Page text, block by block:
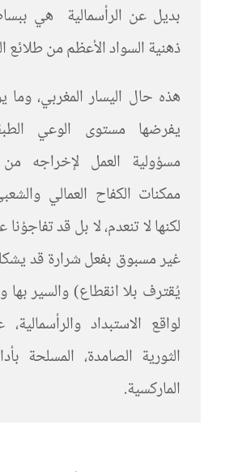
بديل عن الرأسمالية هي
ذهنية السواد الأعظم من طلائع
هذه حال اليسار المغربي،
يفرضها مستوى الوعي
مسؤولية العمل لإخراجه من
ممكنات الكفاح العمالي
لكنها لا تنعدم، لا بل قد
غير مسبوق بفعل شرارة قد
يُقترف بلا انقطاع) والسير
لواقع الاستبداد
الثورية الصامدة، المسلحة
الماركسية.